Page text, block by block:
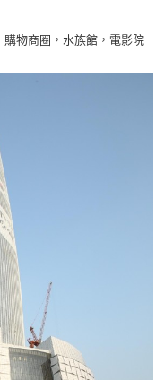
物商圈，水族館，電影院